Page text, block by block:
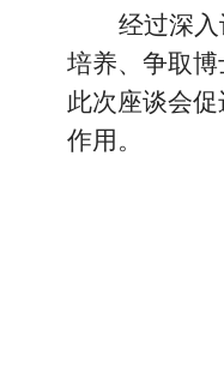
经过深
培养、争取
此次座谈会
作用。